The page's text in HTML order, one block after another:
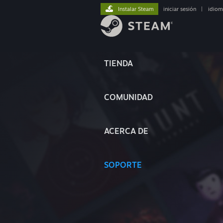
TIENDA
COMUNIDAD
ACERCA DE
SOPORTE
Instalar Steam iniciar sesión